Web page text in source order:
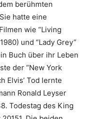
berühmten
hatte eine
wie “Living
und “Lady Grey”
Buch über ihr Leben
der “New York
Elvis’ Tod lernte
Ronald Leyser
Todestag des King